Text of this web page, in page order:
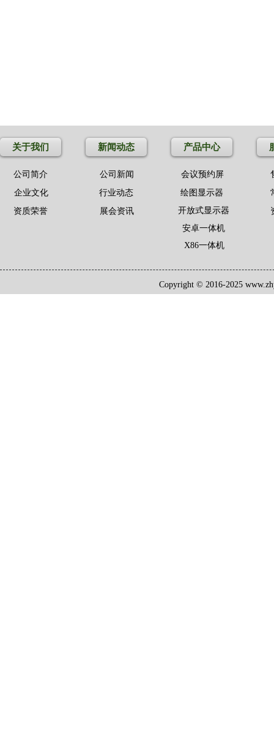
安卓一体机
开放式显示器
行业动态
公司新闻
绘图显示器
产品中心
Copyright © 2016-2025
关于我们 新闻动态
公司简介
X86一体机
企业文化
展会资讯
会议预约屏
资质荣誉